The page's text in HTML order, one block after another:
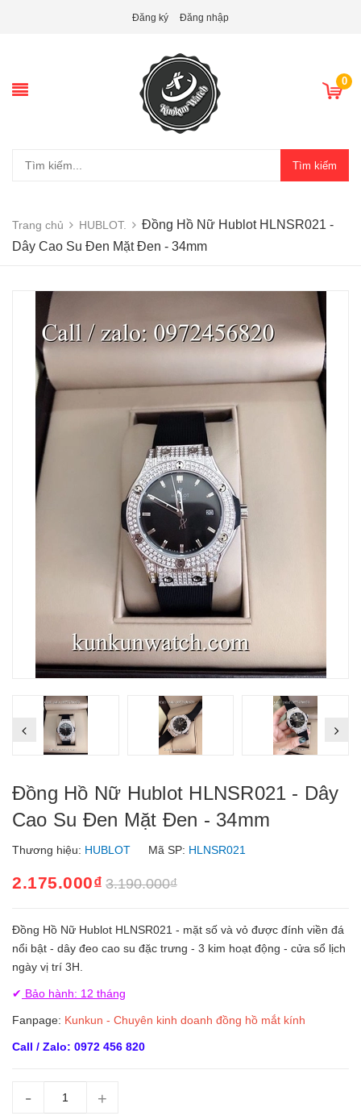
Đăng ký Đăng nhập
0
Tìm kiếm
Trang chủ HUBLOT.
Đồng Hồ Nữ Hublot HLNSR021 -
Dây Cao Su Đen Mặt Đen - 34mm
Đồng Hồ Nữ Hublot HLNSR021 - Dây
Cao Su Đen Mặt Đen - 34mm
Thương hiệu: HUBLOT Mã SP: HLNSR021
2.175.000₫ 3.190.000₫
Đồng Hồ Nữ Hublot HLNSR021 - mặt số và vỏ được đính viền đá
nổi bật - dây đeo cao su đặc trưng - 3 kim hoạt động - cửa sổ lịch
ngày vị trí 3H.
✔ Bảo hành: 12 tháng
Fanpage: Kunkun - Chuyên kinh doanh đồng hồ mắt kính
Call / Zalo: 0972 456 820
- +